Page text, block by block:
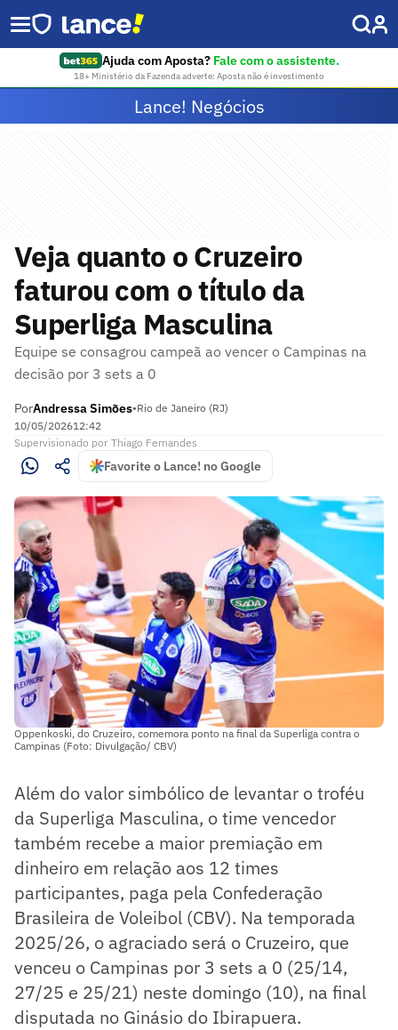
Ajuda com Aposta? Fale com o assistente.
18+ Ministério da Fazenda adverte: Aposta não é investimento
Lance! Negócios
Veja quanto o Cruzeiro
faturou com o título da
Superliga Masculina
Equipe se consagrou campeã ao vencer o Campinas na
decisão por 3 sets a 0
PorAndressa Simões•Rio de Janeiro (RJ)
10/05/202612:42
Supervisionado por Thiago Fernandes
Favorite o Lance! no Google
Oppenkoski, do Cruzeiro, comemora ponto na final da Superliga contra o
Campinas (Foto: Divulgação/ CBV)
Além do valor simbólico de levantar o troféu
da Superliga Masculina, o time vencedor
também recebe a maior premiação em
dinheiro em relação aos 12 times
participantes, paga pela Confederação
Brasileira de Voleibol (CBV). Na temporada
2025/26, o agraciado será o Cruzeiro, que
venceu o Campinas por 3 sets a 0 (25/14,
27/25 e 25/21) neste domingo (10), na final
disputada no Ginásio do Ibirapuera.